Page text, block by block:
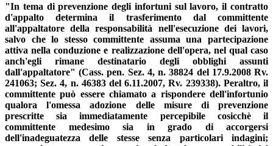
"In tema di prevenzione degli infortuni sul lavoro, il contratto
d'appalto determina il trasferimento dal committente
all'appaltatore della responsabilità nell'esecuzione dei lavori,
salvo che lo stesso committente assuma una partecipazione
attiva nella conduzione e realizzazione dell'opera, nel qual caso
anch'egli rimane destinatario degli obblighi assunti
dall'appaltatore" (Cass. pen. Sez. 4, n. 38824 del 17.9.2008 Rv.
241063; Sez. 4, n. 46383 del 6.11.2007, Rv. 239338). Peraltro, il
committente può essere chiamato a rispondere dell'infortunio
qualora l'omessa adozione delle misure di prevenzione
prescritte sia immediatamente percepibile cosicchè il
committente medesimo sia in grado di accorgersi
dell'inadeguatezza delle stesse senza particolari indagini;